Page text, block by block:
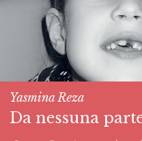
Yasmina Reza
Da nessuna